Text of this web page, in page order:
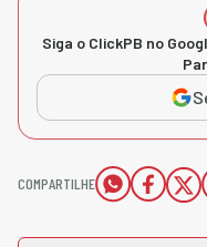
Siga o ClickPB no
COMPARTILHE